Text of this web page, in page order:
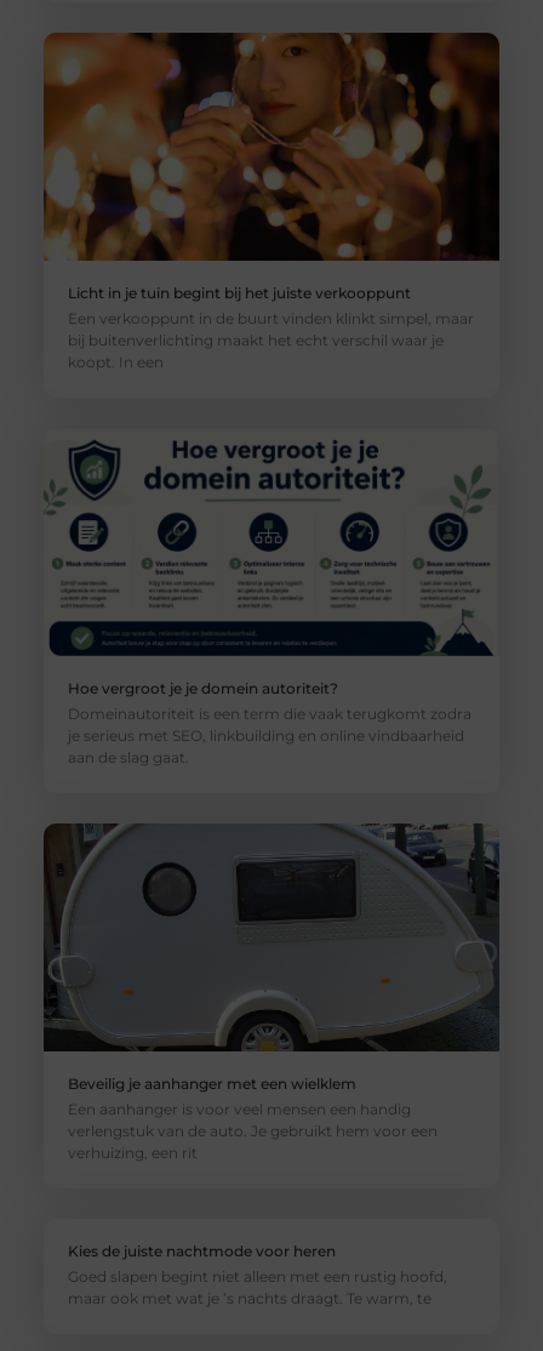
Licht in je tuin begint bij het juiste verkooppunt
Een verkooppunt in de buurt vinden klinkt simpel, maar
bij buitenverlichting maakt het echt verschil waar je
koopt. In een
Hoe vergroot je je domein autoriteit?
Domeinautoriteit is een term die vaak terugkomt zodra
je serieus met SEO, linkbuilding en online vindbaarheid
aan de slag gaat.
Beveilig je aanhanger met een wielklem
Een aanhanger is voor veel mensen een handig
verlengstuk van de auto. Je gebruikt hem voor een
verhuizing, een rit
Kies de juiste nachtmode voor heren
Goed slapen begint niet alleen met een rustig hoofd,
maar ook met wat je ’s nachts draagt. Te warm, te